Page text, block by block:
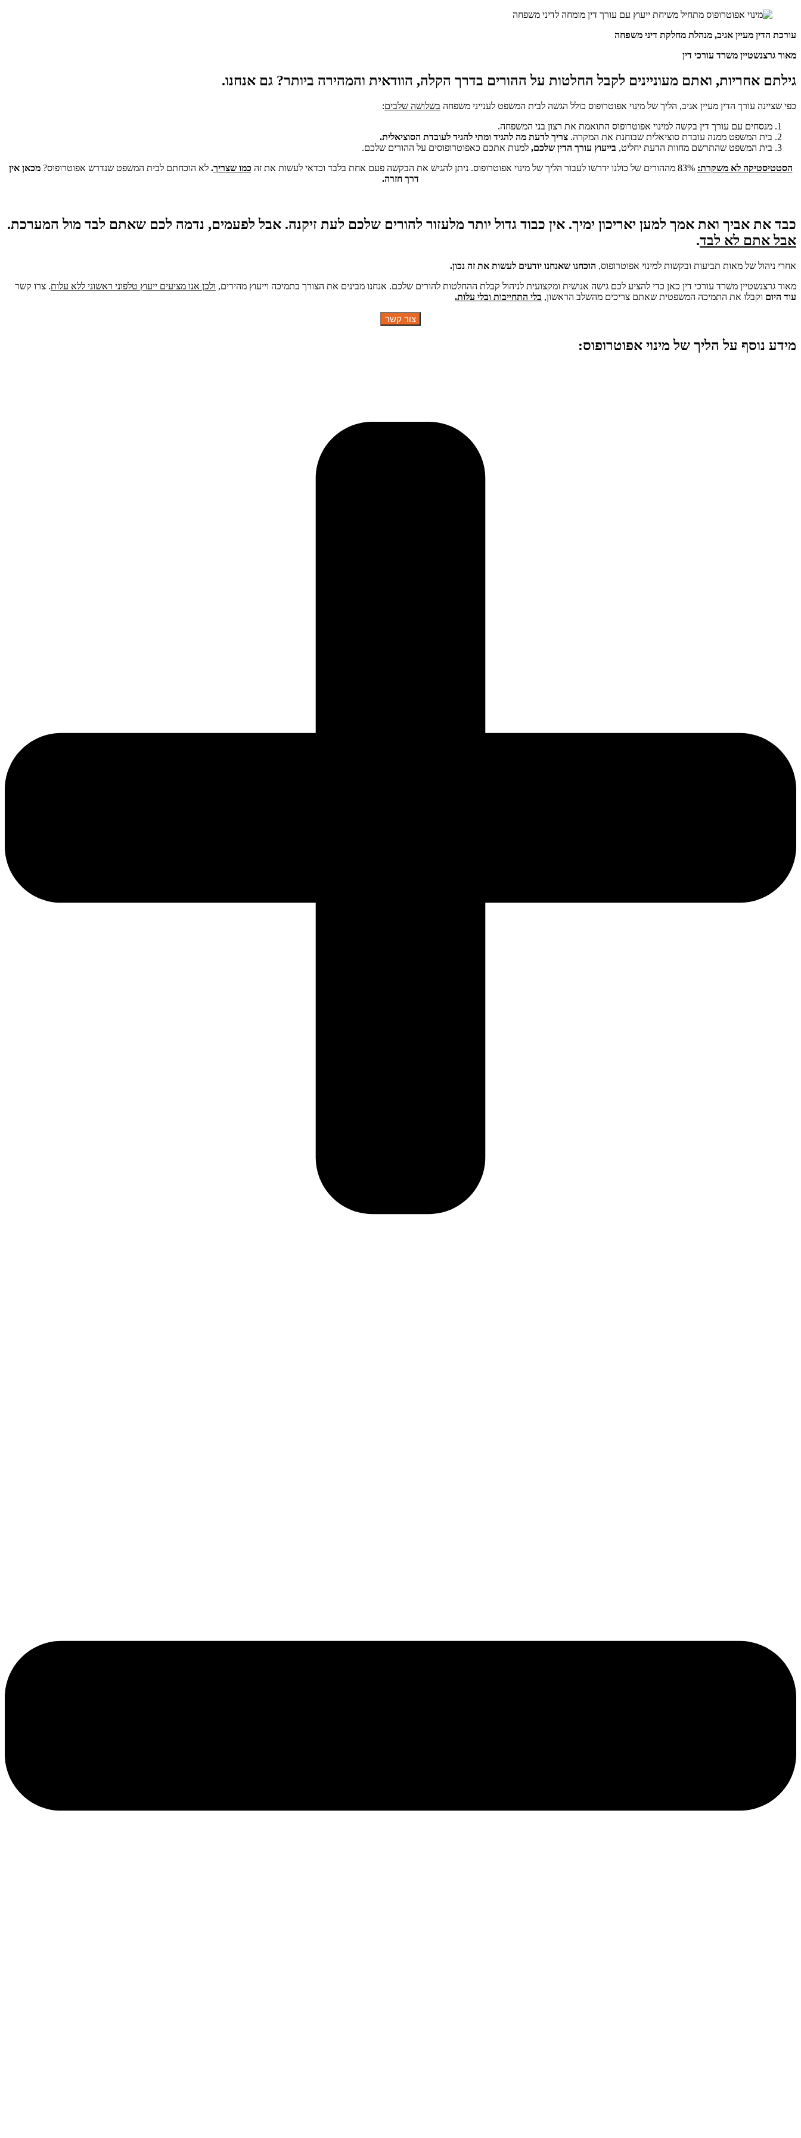
עורכת הדין מעיין אגיב, מנהלת מחלקת דיני משפחה
מאור גרצנשטיין משרד עורכי דין
גילתם אחריות, ואתם מעוניינים לקבל החלטות על ההורים בדרך הקלה, הוודאית והמהירה ביותר? גם אנחנו.
כפי שציינה עורך הדין מעיין אגיב, הליך של מינוי אפוטרופוס כולל הגשה לבית המשפט לענייני משפחה בשלושה שלבים:
מנסחים עם עורך דין בקשה למינוי אפוטרופוס התואמת את רצון בני המשפחה.
בית המשפט ממנה עובדת סוציאלית שבוחנת את המקרה. צריך לדעת מה להגיד ומתי להגיד לעובדת הסוציאלית.
בית המשפט שהתרשם מחוות הדעת יחליט, בייעוץ עורך הדין שלכם, למנות אתכם כאפוטרופוסים על ההורים שלכם.
הסטטיסטיקה לא משקרת: 83% מההורים של כולנו ידרשו לעבור הליך של מינוי אפוטרופוס. ניתן להגיש את הבקשה פעם אחת בלבד וכדאי לעשות את זה כמו שצריך. לא הוכחתם לבית המשפט שנדרש אפוטרופוס?מכאן אין
דרך חזרה.
כבד את אביך ואת אמך למען יאריכון ימיך. אין כבוד גדול יותר מלעזור להורים שלכם לעת זיקנה. אבל לפעמים, נדמה לכם שאתם לבד מול המערכת.
אבל אתם לא לבד.
אחרי ניהול של מאות תביעות ובקשות למינוי אפוטרופוס, הוכחנו שאנחנו יודעים לעשות את זה נכון.
מאור גרצנשטיין משרד עורכי דין כאן כדי להציע לכם גישה אנושית ומקצועית לניהול קבלת ההחלטות להורים שלכם. אנחנו מבינים את הצורך בתמיכה וייעוץ מהירים, ולכן אנו מציעים ייעוץ טלפוני ראשוני ללא עלות. צרו קשר
עוד היום וקבלו את התמיכה המשפטית שאתם צריכים מהשלב הראשון, בלי התחייבות ובלי עלות.
מידע נוסף על הליך של מינוי אפוטרופוס: